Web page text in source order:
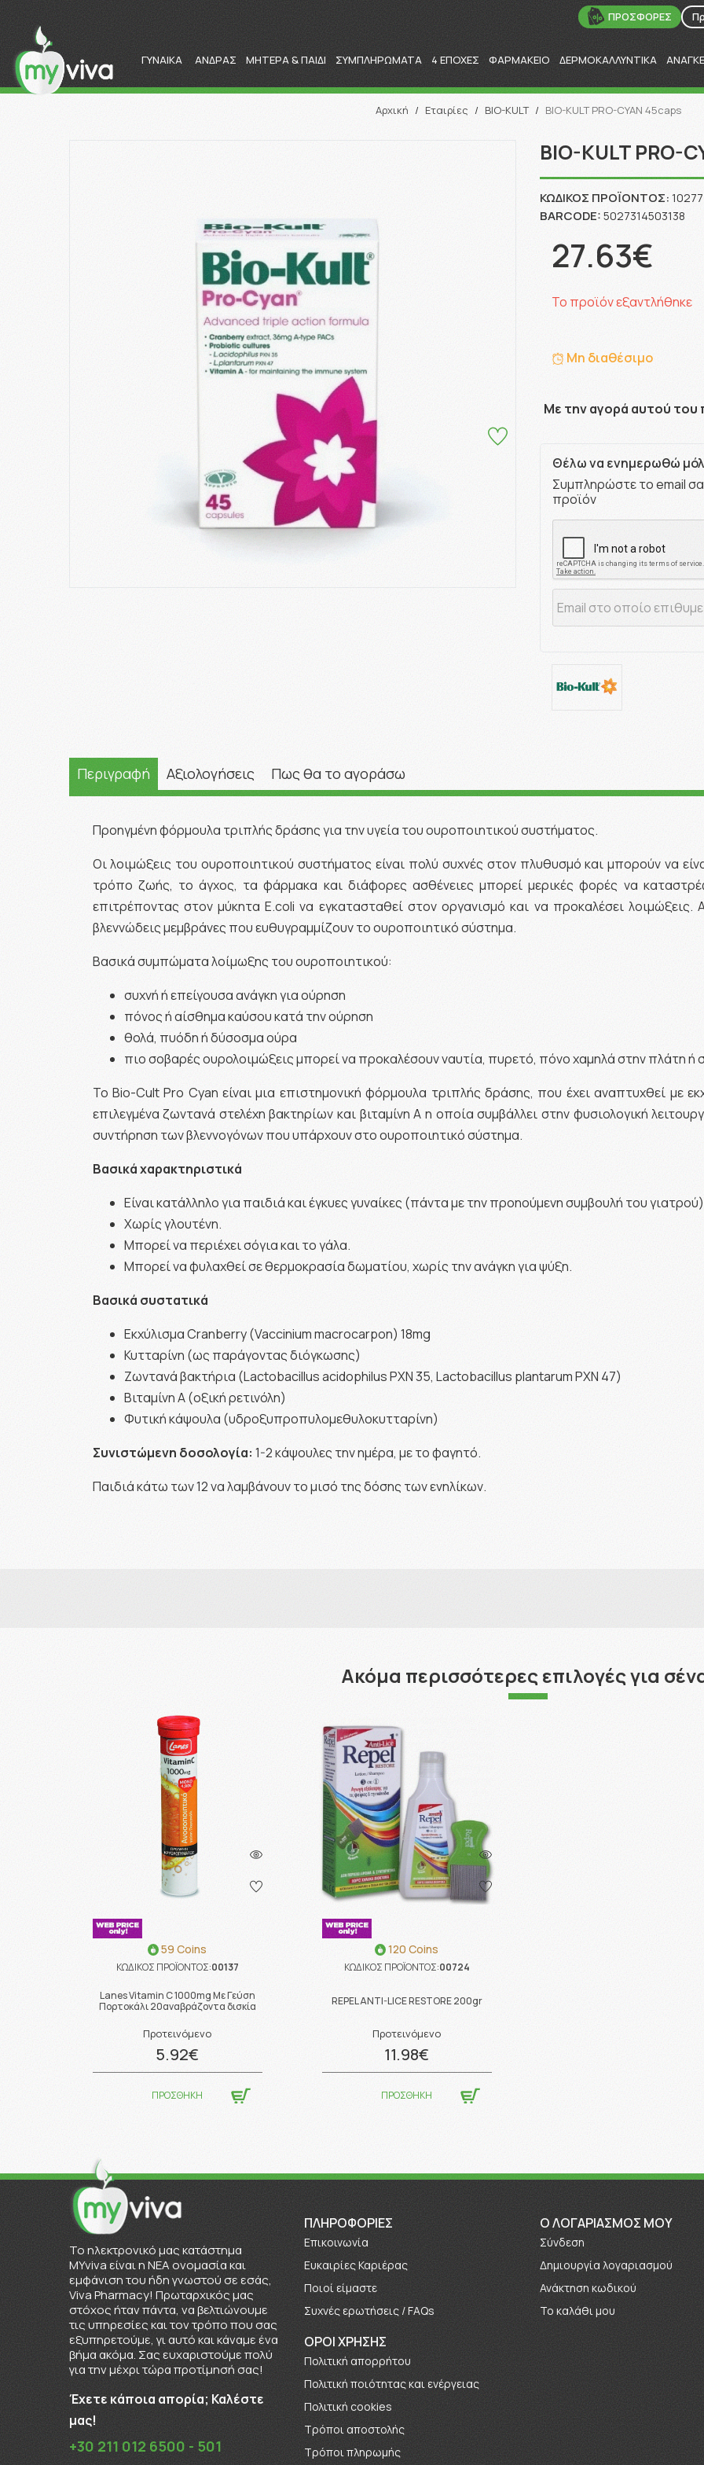
ΠΡΟΣΦΟΡΕΣ
ΓΥΝΑΙΚΑ ΑΝΔΡΑΣ ΜΗΤΕΡΑ & ΠΑΙΔΙ ΣΥΜΠΛΗΡΩΜΑΤΑ 4 ΕΠΟΧΕΣ ΦΑΡΜΑΚΕΙΟ ΔΕΡΜΟΚΑΛΛΥΝΤΙΚΑ
Αναζήτηση
Αρχική / Εταιρίες / BIO-KULT / BIO-KULT PRO-CYAN 45caps
BIO-KULT PRO-
ΚΩΔΙΚΌΣ ΠΡΟΪΌΝΤΟΣ: 10277
BARCODE: 5027314503138
27.63€
Το προϊόν εξαντλήθηκε
Μη διαθέσιμο
Με την αγορά αυτού του
Θέλω να ενημερωθώ
Συμπληρώστε το email
προϊόν
Περιγραφή Αξιολογήσεις Πως θα το αγοράσω
Προηγμένη φόρμουλα τριπλής δράσης για την υγεία του ουροποιητικού συστήματος.
Οι λοιμώξεις του ουροποιητικού συστήματος είναι πολύ συχνές στον πλυθυσμό και μπορούν να
τρόπο ζωής, το άγχος, τα φάρμακα και διάφορες ασθένειες μπορεί μερικές φορές να
επιτρέποντας στον μύκητα E.coli να εγκατασταθεί στον οργανισμό και να προκαλέσει λοιμώξεις.
βλεννώδεις μεμβράνες που ευθυγραμμίζουν το ουροποιητικό σύστημα.
Βασικά συμπώματα λοίμωξης του ουροποιητικού:
συχνή ή επείγουσα ανάγκη για ούρηση
πόνος ή αίσθημα καύσου κατά την ούρηση
θολά, πυόδη ή δύσοσμα ούρα
πιο σοβαρές ουρολοιμώξεις μπορεί να προκαλέσουν ναυτία, πυρετό, πόνο χαμηλά στην πλάτη ή
Το Bio-Cult Pro Cyan είναι μια επιστημονική φόρμουλα τριπλής δράσης, που έχει αναπτυχθεί με
επιλεγμένα ζωντανά στελέχη βακτηρίων και βιταμίνη Α η οποία συμβάλλει στην φυσιολογική
συντήρηση των βλεννογόνων που υπάρχουν στο ουροποιητικό σύστημα.
Βασικά χαρακτηριστικά
Είναι κατάλληλο για παιδιά και έγκυες γυναίκες (πάντα με την προηούμενη συμβουλή του
Χωρίς γλουτένη.
Μπορεί να περιέχει σόγια και το γάλα.
Μπορεί να φυλαχθεί σε θερμοκρασία δωματίου, χωρίς την ανάγκη για ψύξη.
Βασικά συστατικά
Εκχύλισμα Cranberry (Vaccinium macrocarpon) 18mg
Κυτταρίνη (ως παράγοντας διόγκωσης)
Ζωντανά βακτήρια (Lactobacillus acidophilus PXN 35, Lactobacillus plantarum PXN 47)
Βιταμίνη Α (οξική ρετινόλη)
Φυτική κάψουλα (υδροξυπροπυλομεθυλοκυτταρίνη)
Συνιστώμενη δοσολογία: 1-2 κάψουλες την ημέρα, με το φαγητό.
Παιδιά κάτω των 12 να λαμβάνουν το μισό της δόσης των ενηλίκων.
Ακόμα περισσότερες επιλογές για
59 Coins
ΚΩΔΙΚΟΣ ΠΡΟΪΟΝΤΟΣ:00137
Lanes Vitamin C 1000mg Με Γεύση
Πορτοκάλι 20αναβράζοντα δισκία
Προτεινόμενο
5.92€
ΠΡΟΣΘΗΚΗ
120 Coins
ΚΩΔΙΚΟΣ ΠΡΟΪΟΝΤΟΣ:00724
REPEL ANTI-LICE RESTORE 200gr
Προτεινόμενο
11.98€
ΠΡΟΣΘΗΚΗ
To ηλεκτρονικό μας κατάστημα
MYviva είναι η ΝΕΑ ονομασία και
εμφάνιση του ήδη γνωστού σε εσάς,
Viva Pharmacy! Πρωταρχικός μας
στόχος ήταν πάντα, να βελτιώνουμε
τις υπηρεσίες και τον τρόπο που σας
εξυπηρετούμε, γι αυτό και κάναμε ένα
βήμα ακόμα. Σας ευχαριστούμε πολύ
για την μέχρι τώρα προτίμησή σας!
Έχετε κάποια απορία; Καλέστε
μας!
+30 211 012 6500 - 501
ΠΛΗΡΟΦΟΡΊΕΣ
Επικοινωνία
Ευκαιρίες Καριέρας
Πoιοί είμαστε
Συχνές ερωτήσεις / FAQs
ΟΡΟΙ ΧΡΗΣΗΣ
Πολιτική απορρήτου
Πολιτική ποιότητας και ενέργειας
Πολιτική cookies
Τρόποι αποστολής
Τρόποι πληρωμής
O ΛΟΓΑΡΙΑΣΜΟΣ ΜΟΥ
Σύνδεση
Δημιουργία λογαριασμού
Ανάκτηση κωδικού
Το καλάθι μου